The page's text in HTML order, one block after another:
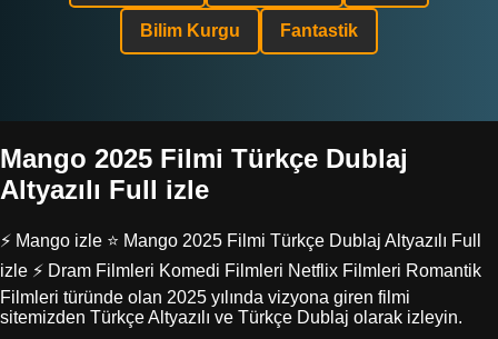
Bilim Kurgu Fantastik
Mango 2025 Filmi Türkçe Dublaj
Altyazılı Full izle
⚡ Mango izle ⭐ Mango 2025 Filmi Türkçe Dublaj Altyazılı Full
izle ⚡ Dram Filmleri Komedi Filmleri Netflix Filmleri Romantik
Filmleri türünde olan 2025 yılında vizyona giren filmi
sitemizden Türkçe Altyazılı ve Türkçe Dublaj olarak izleyin.